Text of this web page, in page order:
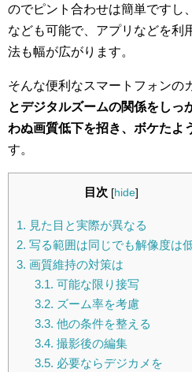
のでピント合わせは簡単ですし
なども可能で、アプリなどを利
法も幅が広がります。
そんな便利なスマートフォンの
とデジタルズームの関係をしっ
わぬ画質低下を招き、ボケたよ
す。
目次 [hide]
1. 見た目と実際が異なる
2. 写る範囲は同じでも解像度は
3. 画質維持の対策は
3.1. 可能な限り接写
3.2. ズーム率を考慮
3.3. 他の条件を整える
3.4. 撮影後の編集
3.5. 必要ならデジカメを